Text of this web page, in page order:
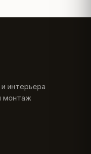
интерьера
монтаж